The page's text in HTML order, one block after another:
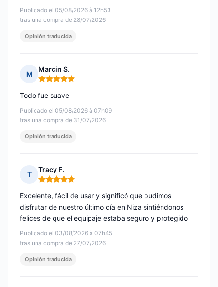
Publicado el 05/08/2026 à 12h53
tras una compra de 28/07/2026
Opinión traducida
M
Marcin S.
Nota: 5 de 5
Publicado el 05/08/2026 à 07h09
tras una compra de 31/07/2026
Todo fue suave
Opinión traducida
T
Tracy F.
Nota: 5 de 5
Publicado el 03/08/2026 à 07h45
tras una compra de 27/07/2026
Excelente, fácil de usar y significó que pudimos
disfrutar de nuestro último día en Niza sintiéndonos
felices de que el equipaje estaba seguro y protegido
Opinión traducida